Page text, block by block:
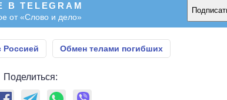
TELEGRAM
от «Слово и дело»
Россией Обмен телами погибших
Поделиться: